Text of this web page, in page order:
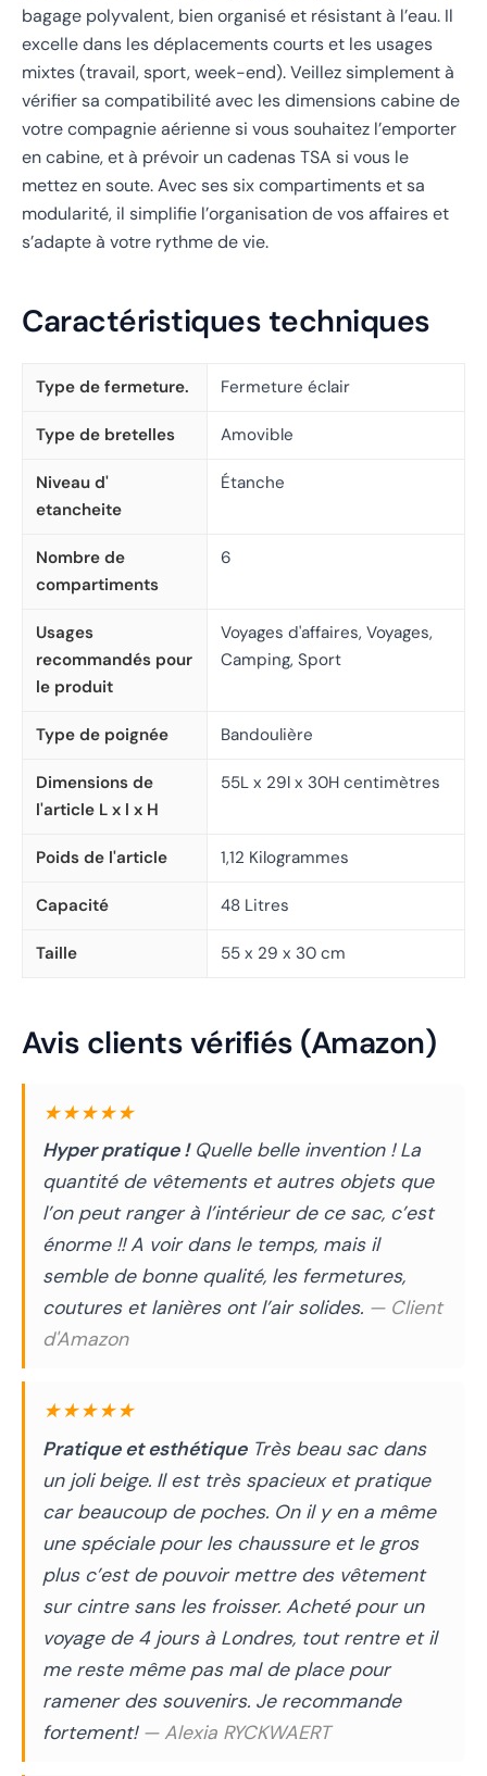
bagage polyvalent, bien organisé et résistant à l’eau. Il
excelle dans les déplacements courts et les usages
mixtes (travail, sport, week-end). Veillez simplement à
vérifier sa compatibilité avec les dimensions cabine de
votre compagnie aérienne si vous souhaitez l’emporter
en cabine, et à prévoir un cadenas TSA si vous le
mettez en soute. Avec ses six compartiments et sa
modularité, il simplifie l’organisation de vos affaires et
s’adapte à votre rythme de vie.
Caractéristiques techniques
Type de fermeture. Fermeture éclair
Type de bretelles Amovible
Niveau d'
etancheite
Étanche
Nombre de
compartiments
6
Usages
recommandés pour
le produit
Voyages d'affaires, Voyages,
Camping, Sport
Type de poignée Bandoulière
Dimensions de
l'article L x l x H
55L x 29l x 30H centimètres
Poids de l'article 1,12 Kilogrammes
Capacité 48 Litres
Taille 55 x 29 x 30 cm
Avis clients vérifiés (Amazon)
★★★★★
Hyper pratique !Quelle belle invention ! La
quantité de vêtements et autres objets que
l’on peut ranger à l’intérieur de ce sac, c’est
énorme !! A voir dans le temps, mais il
semble de bonne qualité, les fermetures,
coutures et lanières ont l’air solides. — Client
d'Amazon
★★★★★
Pratique et esthétiqueTrès beau sac dans
un joli beige. Il est très spacieux et pratique
car beaucoup de poches. On il y en a même
une spéciale pour les chaussure et le gros
plus c’est de pouvoir mettre des vêtement
sur cintre sans les froisser. Acheté pour un
voyage de 4 jours à Londres, tout rentre et il
me reste même pas mal de place pour
ramener des souvenirs. Je recommande
fortement! — Alexia RYCKWAERT